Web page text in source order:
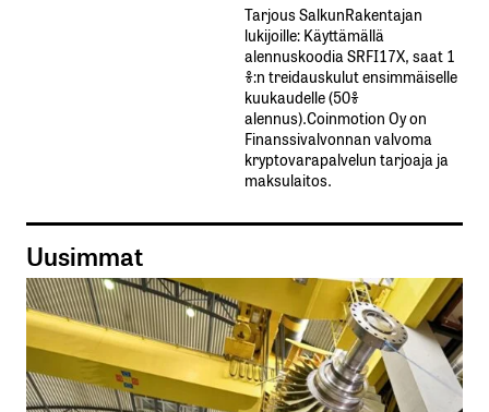
Tarjous SalkunRakentajan
lukijoille: Käyttämällä​ ​
alennuskoodia​ ​SRFI17X,​ ​saat​ ​1
%:n treidauskulut​ ​ensimmäiselle​ ​
kuukaudelle​ ​(50%​ ​
alennus).Coinmotion Oy on
Finanssivalvonnan valvoma
kryptovarapalvelun tarjoaja ja
maksulaitos.
Uusimmat